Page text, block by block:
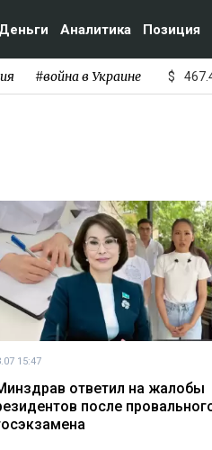
Деньги Аналитика Позиция
#война в Украине $
15:47
ответил на жалобы
после